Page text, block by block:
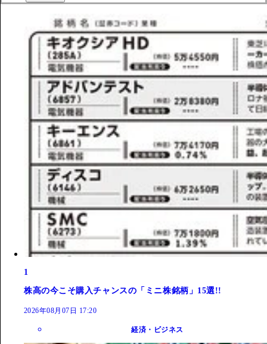
1
株高の今こそ購入チャンスの「ミニ株銘柄」15選!!
2026年08月07日 17:20
経済・ビジネス